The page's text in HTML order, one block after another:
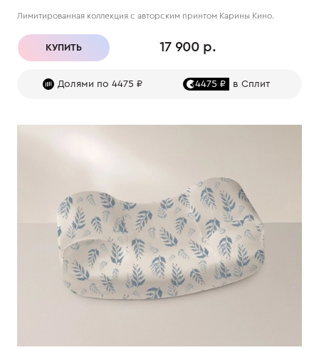
Лимитированная коллекция с авторским принтом Карины Кино.
КУПИТЬ 17 900 р.
Долями по 4475 ₽ 4475 ₽ в Сплит